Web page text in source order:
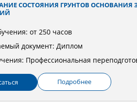
СОСТОЯНИЯ ГРУНТОВ ОСНОВАНИЯ
от 250 часов
документ: Диплом
Профессиональная
Подробнее